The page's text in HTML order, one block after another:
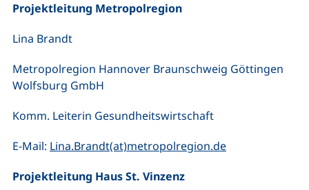
Projektleitung Metropolregion
Lina Brandt
Metropolregion Hannover Braunschweig Göttingen
Wolfsburg GmbH
Komm. Leiterin Gesundheitswirtschaft
E-Mail: Lina.Brandt(at)metropolregion.de(öffnet Ihr E-
Projektleitung Haus St. Vinzenz